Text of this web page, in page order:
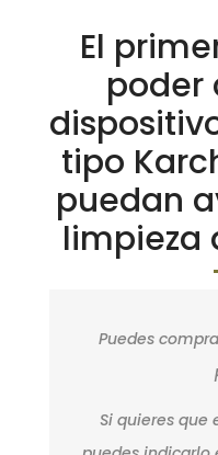
El
poder
tipo
puedan
limpieza
Puedes
Si quieres que